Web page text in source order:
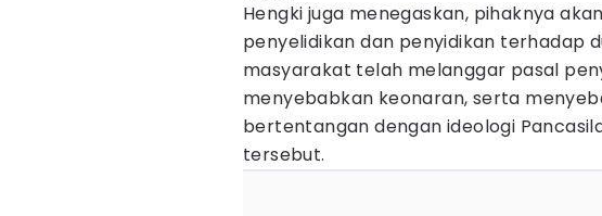
Hengki juga menegaskan, pihaknya
penyelidikan dan penyidikan terhadap
masyarakat telah melanggar pasal
menyebabkan keonaran, serta
bertentangan dengan ideologi
tersebut.